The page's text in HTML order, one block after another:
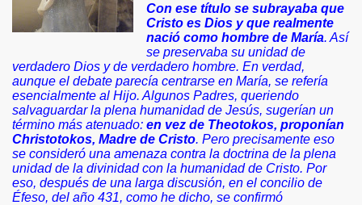
Con ese título se subrayaba que
Cristo es Dios y que realmente
nació como hombre de María. Así
se preservaba su unidad de
verdadero Dios y de verdadero hombre. En verdad,
aunque el debate parecía centrarse en María, se refería
esencialmente al Hijo. Algunos Padres, queriendo
salvaguardar la plena humanidad de Jesús, sugerían un
término más atenuado: en vez de Theotokos, proponían
Christotokos, Madre de Cristo. Pero precisamente eso
se consideró una amenaza contra la doctrina de la plena
unidad de la divinidad con la humanidad de Cristo. Por
eso, después de una larga discusión, en el concilio de
Éfeso, del año 431, como he dicho, se confirmó
de Dios
Rosario